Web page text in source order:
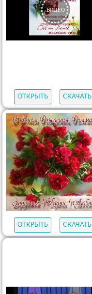
ОТКРЫТЬ СКАЧАТЬ
ОТКРЫТЬ СКАЧАТЬ